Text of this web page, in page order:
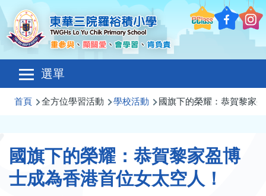
移至主內容
選單
Main
navigation
導
結
首頁 全方位學習活動 學校活動 國旗下的榮耀：恭賀黎家
國旗下的榮耀：恭賀黎家盈博
士成為香港首位女太空人！